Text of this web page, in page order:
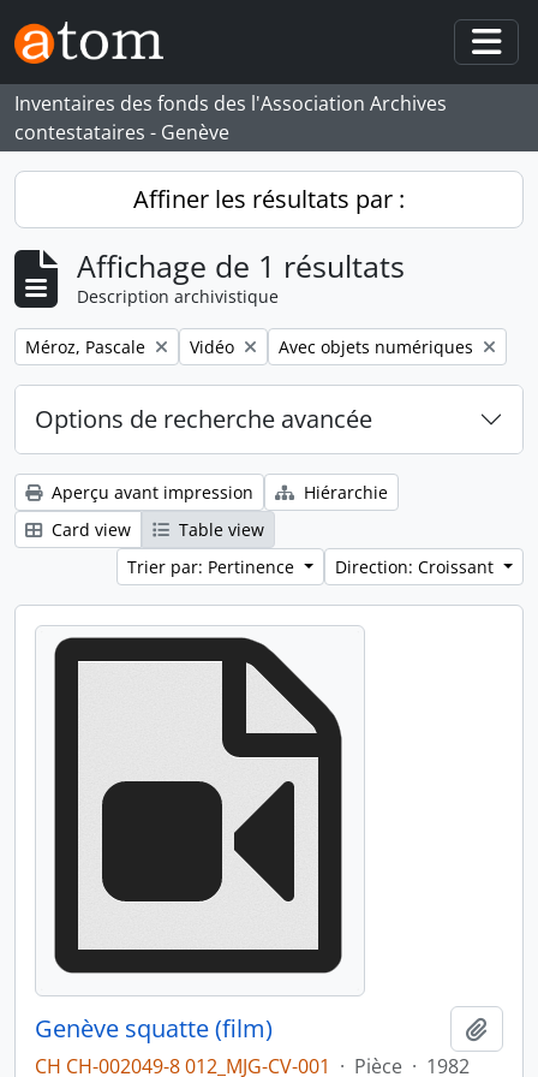
Skip to main content
Inventaires des fonds des l'Association Archives
contestataires - Genève
Affiner les résultats par :
Affichage de 1 résultats
Description archivistique
Remove filter:
Méroz, Pascale Remove filter:
Vidéo Remove filter:
Avec objets numériques
Options de recherche avancée
Aperçu avant impression
Hiérarchie
Card view
Table view
Trier par: Pertinence
Direction: Croissant
Genève squatte (film)
CH CH-002049-8 012_MJG-CV-001 · Pièce · 1982